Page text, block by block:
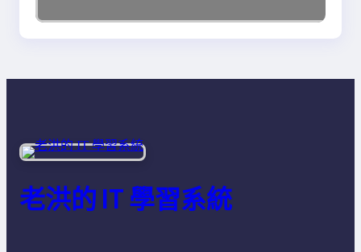
老洪的 IT 學習系統